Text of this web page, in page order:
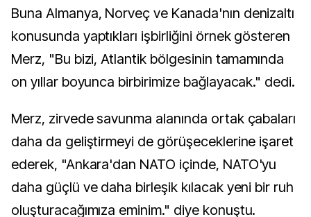
Buna Almanya, Norveç ve Kanada'nın denizaltı
konusunda yaptıkları işbirliğini örnek gösteren
Merz, "Bu bizi, Atlantik bölgesinin tamamında
on yıllar boyunca birbirimize bağlayacak." dedi.
Merz, zirvede savunma alanında ortak çabaları
daha da geliştirmeyi de görüşeceklerine işaret
ederek, "Ankara'dan NATO içinde, NATO'yu
daha güçlü ve daha birleşik kılacak yeni bir ruh
oluşturacağımıza eminim." diye konuştu.